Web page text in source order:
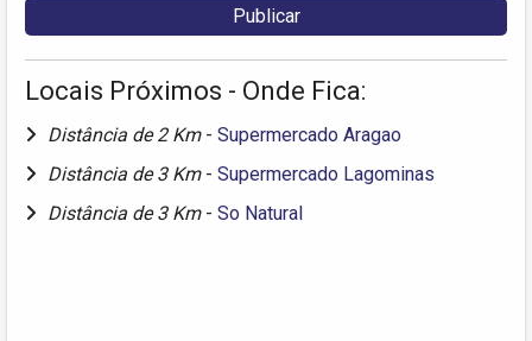
Locais Próximos - Onde Fica:
Distância de 2 Km - Supermercado Aragao
Distância de 3 Km - Supermercado Lagominas
Distância de 3 Km - So Natural